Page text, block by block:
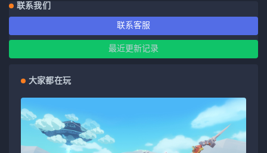
联系我们
联系客服
最近更新记录
大家都在玩